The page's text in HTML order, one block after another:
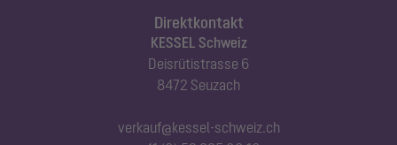
Direktkontakt
KESSEL Schweiz
Deisrütistrasse 6
8472 Seuzach
verkauf@kessel-schweiz.ch